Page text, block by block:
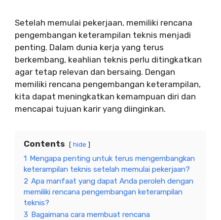
Setelah memulai pekerjaan, memiliki rencana
pengembangan keterampilan teknis menjadi
penting. Dalam dunia kerja yang terus
berkembang, keahlian teknis perlu ditingkatkan
agar tetap relevan dan bersaing. Dengan
memiliki rencana pengembangan keterampilan,
kita dapat meningkatkan kemampuan diri dan
mencapai tujuan karir yang diinginkan.
Contents hide
1 Mengapa penting untuk terus mengembangkan
keterampilan teknis setelah memulai pekerjaan?
2 Apa manfaat yang dapat Anda peroleh dengan
memiliki rencana pengembangan keterampilan
teknis?
3 Bagaimana cara membuat rencana